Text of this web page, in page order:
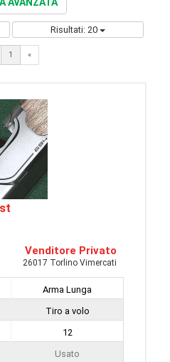
Risultati: 20
1 «
Venditore Privato
26017 Torlino Vimercati
Arma Lunga
Tiro a volo
12
Usato